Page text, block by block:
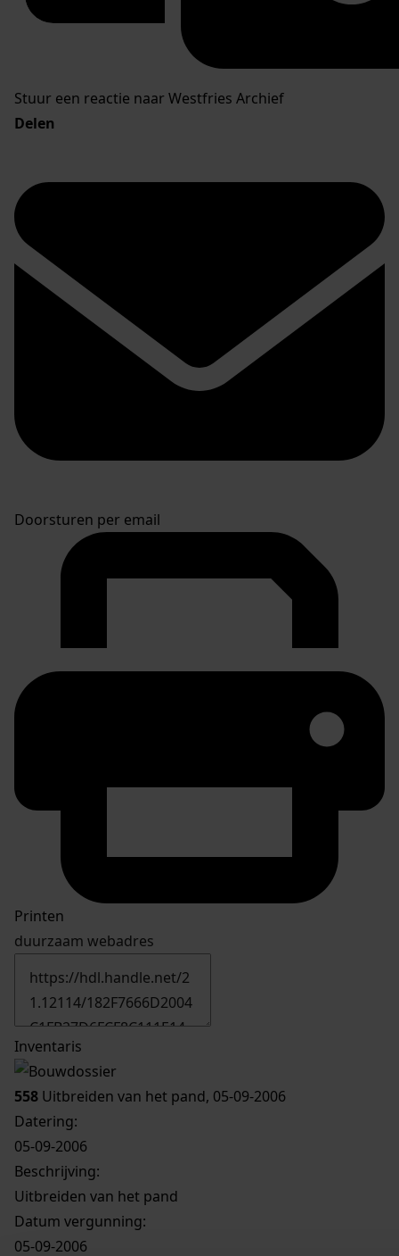
Stuur een reactie naar Westfries Archief
Delen
Doorsturen per email
Printen
duurzaam webadres
Inventaris
558 Uitbreiden van het pand, 05-09-2006
Datering:
05-09-2006
Beschrijving:
Uitbreiden van het pand
Datum vergunning:
05-09-2006